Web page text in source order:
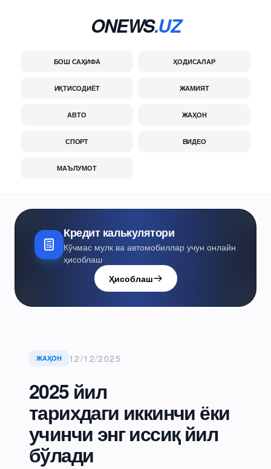
ONEWS.UZ
БОШ САҲИФА ҲОДИСАЛАР
ИҚТИСОДИЁТ ЖАМИЯТ
АВТО ЖАҲОН
СПОРТ ВИДЕО
МАЪЛУМОТ
Кредит калькулятори
Кўчмас мулк ва автомобиллар учун онлайн
ҳисоблаш
Ҳисоблаш
ЖАҲОН 12/12/2025
2025 йил
тарихдаги иккинчи ёки
учинчи энг иссиқ йил
бўлади